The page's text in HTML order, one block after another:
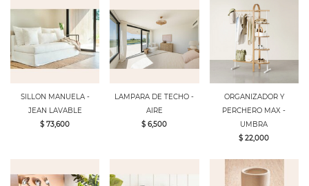
SILLON MANUELA -
JEAN LAVABLE
$ 73,600
LAMPARA DE TECHO -
AIRE
$ 6,500
ORGANIZADOR Y
PERCHERO MAX -
UMBRA
$ 22,000